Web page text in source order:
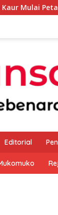
Potensi
Editorial